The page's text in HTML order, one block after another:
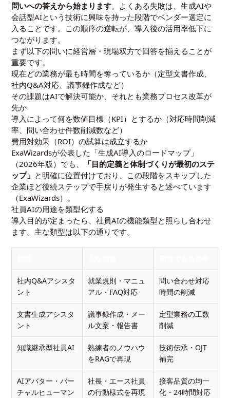
問いへの答えから始まります。よくある失敗は、生成AIや
会話型AIという技術に興味を持った段階でベンダー選定に
入ることです。この順序の逆転が、導入後の活用率低下に
つながります。
まず以下の問いに経営層・現場双方で回答を揃えることが
重要です。
現在どの業務が最も時間を奪っているか（定型文書作成、
社内Q&A対応、議事録作成など）
その課題はAIで解決可能か、それとも業務プロセス改革が
先か
導入によって何を数値目標（KPI）とするか（対応時間削減
率、問い合わせ件数削減数など）
費用対効果（ROI）の試算は成立するか
ExaWizardsが公表した「生成AI導入のロードマップ」
（2026年版）でも、
「目的定義と体制づくりが最初のステ
ップ」 と明確に位置付けており、この段階をスキップした
企業ほど後続ステップで手戻りが発生すると述べています
（ExaWizards）。
社員AIの用途を類型化する
導入目的が定まったら、社員AIの機能類型と照らし合わせ
ます。主な類型は以下の通りです。
社内Q&Aアシスタ
ント
就業規則・マニュ
アル・FAQ対応
問い合わせ対応
時間の削減
文書生成アシスタ
ント
議事録作成・メー
ル文案・報告書
定型業務の工数
削減
知識継承型社員AI
熟練者のノウハウ
をRAGで再現
技術伝承・OJT
補完
AIアバター・バー
チャルヒューマン
社長・エース社員
の行動様式を再現
接客品質の均一
化・24時間対応